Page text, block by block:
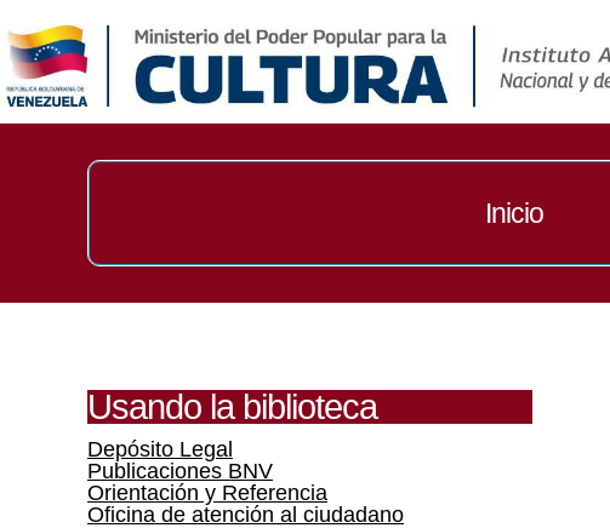
Inicio
Usando la biblioteca
Depósito Legal
Publicaciones BNV
Orientación y Referencia
Oficina de atención al ciudadano